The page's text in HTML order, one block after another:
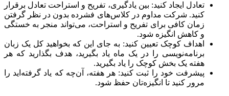
تعادل ایجاد کنید: بین یادگیری، تفریح و استراحت تعادل برقرار
کنید. شرکت مداوم در کلاس‌های فشرده بدون در نظر گرفتن
زمان کافی برای تفریح و استراحت، می‌تواند منجر به خستگی
و کاهش انگیزه شود.
اهداف کوچک تعیین کنید: به جای این که بخواهید کل یک زبان
برنامه‌نویسی را در یک ماه یاد بگیرید، هدف بگذارید که هر
هفته یک بخش کوچک را یاد بگیرید.
پیشرفت خود را ثبت کنید: هر هفته، آن‌چه که یاد گرفته‌اید را
مرور کنید تا انگیزه‌تان حفظ شود.